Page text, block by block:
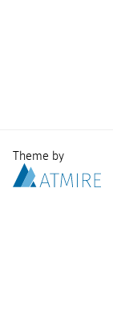
Theme by